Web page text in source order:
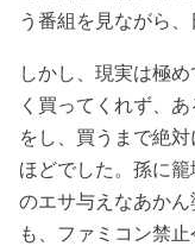
う番組を見ながら
しかし、現実は極
く買ってくれず、
をし、買うまで絶
ほどでした。孫に
のエサ与えなあか
も、ファミコン禁